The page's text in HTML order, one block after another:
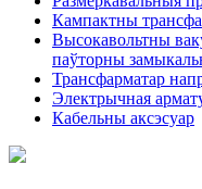
Кампактны
Высокавольтны
паўторны
Трансфарматар
Электрычная
Кабельны аксэсуар